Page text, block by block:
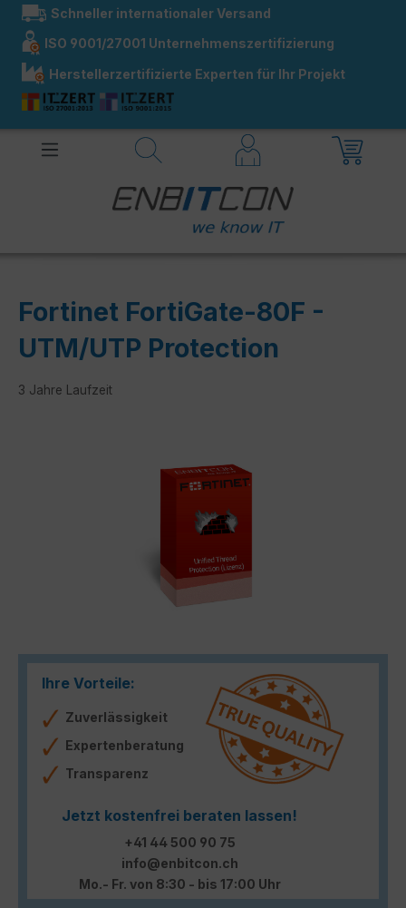
springen
Schneller internationaler Versand
ISO 9001/27001 Unternehmenszertifizierung
Herstellerzertifizierte Experten für Ihr Projekt
Fortinet FortiGate-80F -
UTM/UTP Protection
3 Jahre Laufzeit
Ihre Vorteile:
Zuverlässigkeit
Expertenberatung
Transparenz
Jetzt kostenfrei beraten lassen!
+41 44 500 90 75
info@enbitcon.ch
Mo.- Fr. von 8:30 - bis 17:00 Uhr